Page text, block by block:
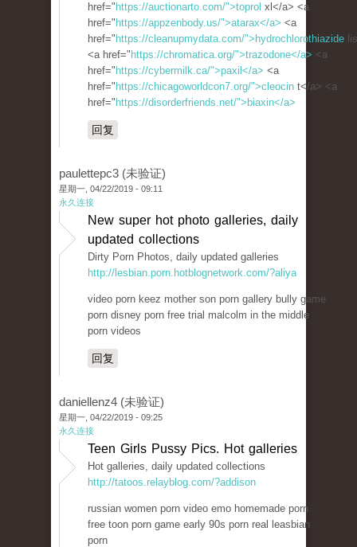
href=" https://auctionarto.com/">toprol xl</a> <a
href=" https://appzenbody.us/">atarax</a> <a
href=" https://cleanupmydata.com/">hydrochlorothiazide
<a href=" https://chromatica.org/">trazodone</a> <a
href=" https://cybermilk.ca/">paxil</a> <a
href=" https://chicagoworldcon7.org/">cleocin t</a> <a
href=" https://disorderfriends.net/">biaxin</a>
回复
paulettepc3 (未验证)
星期一, 04/22/2019 - 09:11
永久连接
New super hot photo galleries, daily
updated collections
Dirty Porn Photos, daily updated galleries
http://lesbian.porn.hotblognetwork.com/?aliya
video porn keez mother son porn gallery bully game
porn disney porn free trial malcolm in the middle
porn videos
回复
daniellenz4 (未验证)
星期一, 04/22/2019 - 09:25
永久连接
Teen Girls Pussy Pics. Hot galleries
Hot galleries, daily updated collections
http://tatoos.relayblog.com/?addison
russian women porn video emo homemade porn
free toon porn game early 90s porn real leasbian
porn